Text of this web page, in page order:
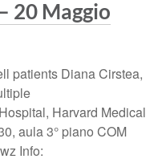
20 Maggio
patients Diana Cirstea,
Harvard Medical
aula 3° piano COM
Info: